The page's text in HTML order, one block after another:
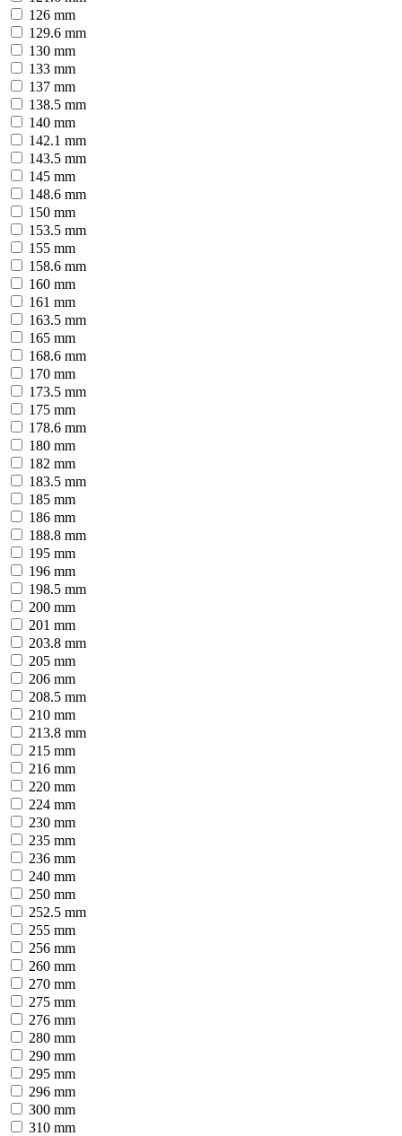
126 mm
129.6 mm
130 mm
133 mm
137 mm
138.5 mm
140 mm
142.1 mm
143.5 mm
145 mm
148.6 mm
150 mm
153.5 mm
155 mm
158.6 mm
160 mm
161 mm
163.5 mm
165 mm
168.6 mm
170 mm
173.5 mm
175 mm
178.6 mm
180 mm
182 mm
183.5 mm
185 mm
186 mm
188.8 mm
195 mm
196 mm
198.5 mm
200 mm
201 mm
203.8 mm
205 mm
206 mm
208.5 mm
210 mm
213.8 mm
215 mm
216 mm
220 mm
224 mm
230 mm
235 mm
236 mm
240 mm
250 mm
252.5 mm
255 mm
256 mm
260 mm
270 mm
275 mm
276 mm
280 mm
290 mm
295 mm
296 mm
300 mm
310 mm